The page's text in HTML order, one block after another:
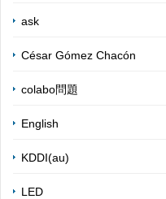
ask
César Gómez Chacón
colabo問題
English
KDDI(au)
LED